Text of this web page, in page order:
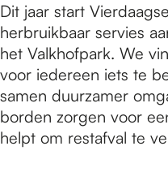
Dit jaar start
herbruikbaar servies
het Valkhofpark. We
voor iedereen iets te
samen duurzamer
borden zorgen voor
helpt om restafval te